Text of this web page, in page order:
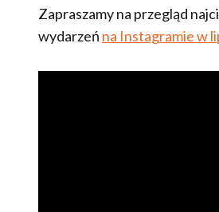
Zapraszamy na przegląd
wydarzeń na Instagramie w